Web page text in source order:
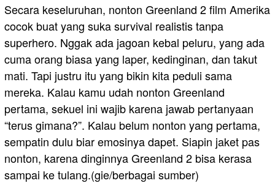
Secara keseluruhan, nonton Greenland 2 film Amerika
cocok buat yang suka survival realistis tanpa
superhero. Nggak ada jagoan kebal peluru, yang ada
cuma orang biasa yang laper, kedinginan, dan takut
mati. Tapi justru itu yang bikin kita peduli sama
mereka. Kalau kamu udah nonton Greenland
pertama, sekuel ini wajib karena jawab pertanyaan
“terus gimana?”. Kalau belum nonton yang pertama,
sempatin dulu biar emosinya dapet. Siapin jaket pas
nonton, karena dinginnya Greenland 2 bisa kerasa
sampai ke tulang.(gie/berbagai sumber)